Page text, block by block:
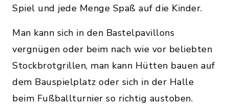
Spiel und jede Menge Spaß auf die Kinder.
Man kann sich in den Bastelpavillons
vergnügen oder beim nach wie vor beliebten
Stockbrotgrillen, man kann Hütten bauen auf
dem Bauspielplatz oder sich in der Halle
beim Fußballturnier so richtig austoben.